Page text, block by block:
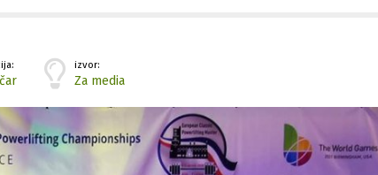
izvor:
Za media